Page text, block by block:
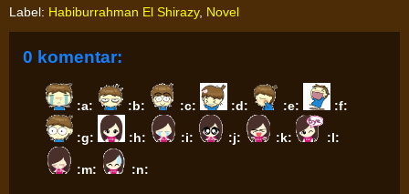
Label: Habiburrahman El Shirazy, Novel
0 komentar:
:a: :b: :c: :d: :e: :f:
:g: :h: :i: :j: :k: :l:
:m: :n: